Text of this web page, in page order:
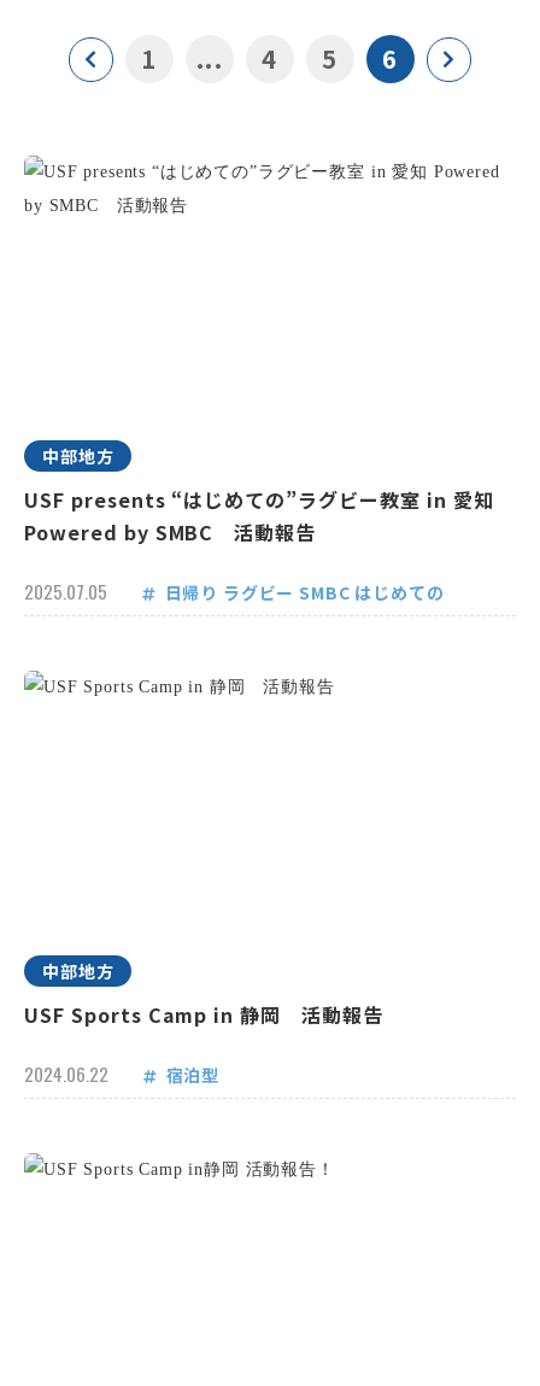
1 ... 4 5 6
中部地方
USF presents “はじめての”ラグビー教室 in 愛知
Powered by SMBC 活動報告
2025.07.05 日帰り ラグビー SMBC はじめての
中部地方
USF Sports Camp in 静岡 活動報告
2024.06.22 宿泊型